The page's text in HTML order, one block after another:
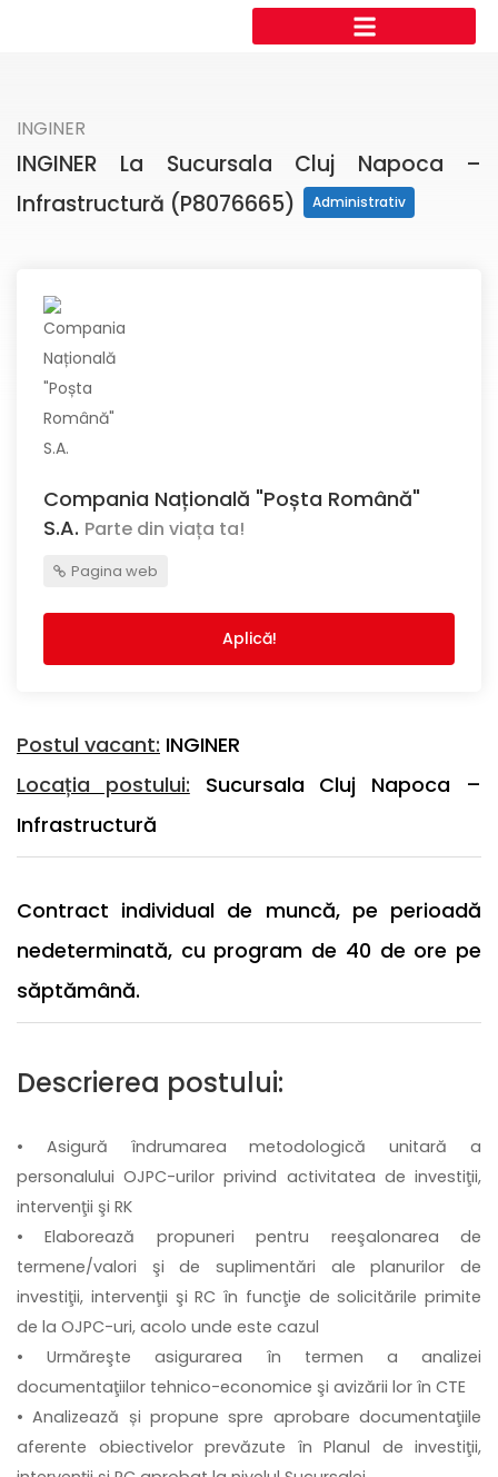
INGINER
INGINER La Sucursala Cluj Napoca –
Infrastructură (P8076665)
Administrativ
Compania Națională "Poșta Română"
S.A. Parte din viața ta!
Pagina web
Aplică!
Postul vacant: INGINER
Locația postului: Sucursala Cluj Napoca –
Infrastructură
Contract individual de muncă, pe perioadă
nedeterminată, cu program de 40 de ore pe
săptămână.
Descrierea postului:
• Asigură îndrumarea metodologică unitară a
personalului OJPC-urilor privind activitatea de investiţii,
intervenţii şi RK
• Elaborează propuneri pentru reeşalonarea de
termene/valori şi de suplimentări ale planurilor de
investiţii, intervenţii şi RC în funcţie de solicitările primite
de la OJPC-uri, acolo unde este cazul
• Urmăreşte asigurarea în termen a analizei
documentaţiilor tehnico-economice şi avizării lor în CTE
• Analizează și propune spre aprobare documentaţiile
aferente obiectivelor prevăzute în Planul de investiţii,